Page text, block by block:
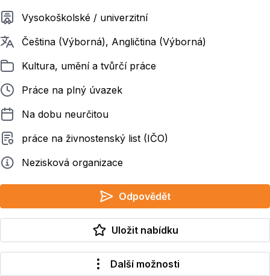
Požadované vzdělání
Vysokoškolské / univerzitní
Požadované jazyky
Čeština (Výborná), Angličtina (Výborná)
ZařazenoKultura, umění a tvůrčí práce
Typ pracovního poměru
Práce na plný úvazek
Délka pracovního poměru
Na dobu neurčitou
Typ smluvního vztahu
práce na živnostenský list (IČO)
ZadavatelNezisková organizace
Odpovědět
Uložit nabídku
Další možnosti